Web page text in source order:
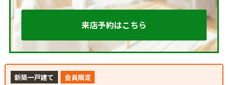
来店予約はこちら
新築一戸建て 会員限定